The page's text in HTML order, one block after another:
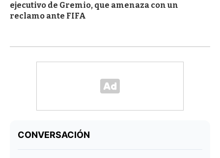
ejecutivo de Gremio, que amenaza con un
reclamo ante FIFA